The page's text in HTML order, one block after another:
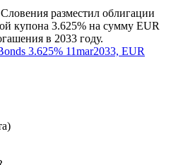
купона 3.625% на сумму EUR
в 2033 году.
3.625% 11mar2033, EUR